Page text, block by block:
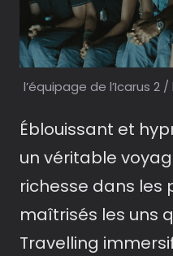
l’équipage de l’Icarus 2
Éblouissant et
un véritable
richesse dans les
maîtrisés les uns
Travelling